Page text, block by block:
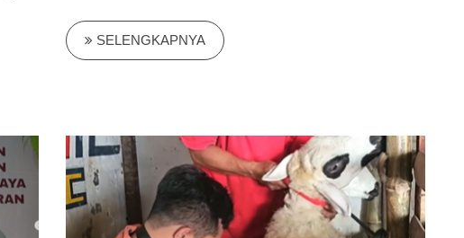
SELENGKAPNYA